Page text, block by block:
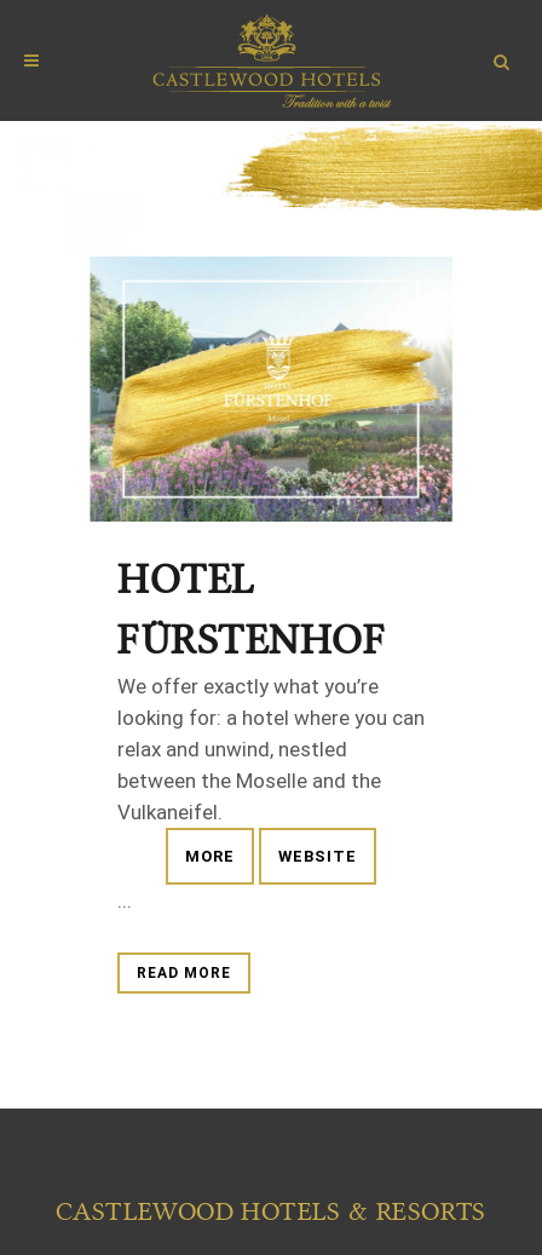
HOTEL
FÜRSTENHOF
We offer exactly what you’re
looking for: a hotel where you can
relax and unwind, nestled
between the Moselle and the
Vulkaneifel.
MORE WEBSITE
...
READ MORE
CASTLEWOOD HOTELS & RESORTS